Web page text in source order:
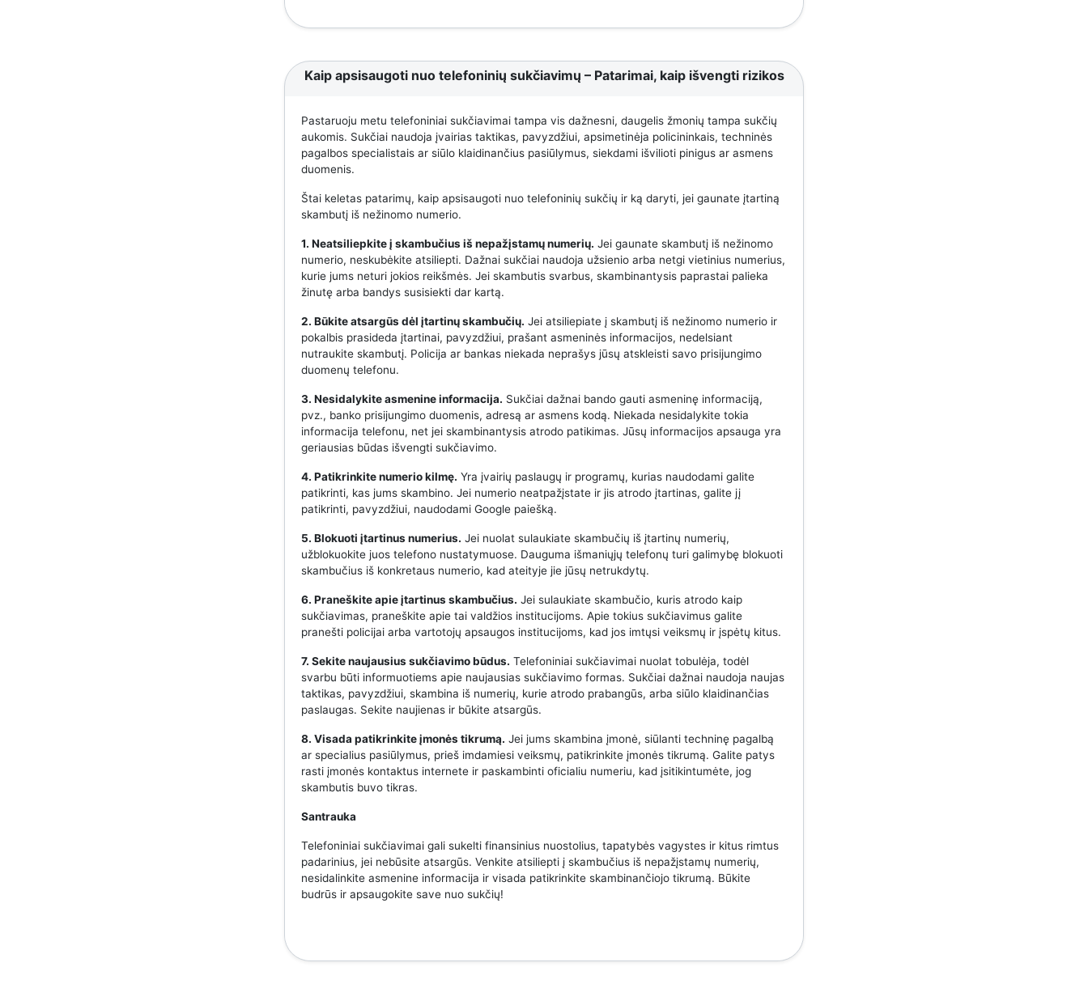
Kaip apsisaugoti nuo telefoninių sukčiavimų – Patarimai, kaip išvengti rizikos
Pastaruoju metu telefoniniai sukčiavimai tampa vis dažnesni, daugelis žmonių tampa sukčių
aukomis. Sukčiai naudoja įvairias taktikas, pavyzdžiui, apsimetinėja policininkais, techninės
pagalbos specialistais ar siūlo klaidinančius pasiūlymus, siekdami išvilioti pinigus ar asmens
duomenis.
Štai keletas patarimų, kaip apsisaugoti nuo telefoninių sukčių ir ką daryti, jei gaunate įtartiną
skambutį iš nežinomo numerio.
1. Neatsiliepkite į skambučius iš nepažįstamų numerių. Jei gaunate skambutį iš nežinomo
numerio, neskubėkite atsiliepti. Dažnai sukčiai naudoja užsienio arba netgi vietinius numerius,
kurie jums neturi jokios reikšmės. Jei skambutis svarbus, skambinantysis paprastai palieka
žinutę arba bandys susisiekti dar kartą.
2. Būkite atsargūs dėl įtartinų skambučių. Jei atsiliepiate į skambutį iš nežinomo numerio ir
pokalbis prasideda įtartinai, pavyzdžiui, prašant asmeninės informacijos, nedelsiant
nutraukite skambutį. Policija ar bankas niekada neprašys jūsų atskleisti savo prisijungimo
duomenų telefonu.
3. Nesidalykite asmenine informacija. Sukčiai dažnai bando gauti asmeninę informaciją,
pvz., banko prisijungimo duomenis, adresą ar asmens kodą. Niekada nesidalykite tokia
informacija telefonu, net jei skambinantysis atrodo patikimas. Jūsų informacijos apsauga yra
geriausias būdas išvengti sukčiavimo.
4. Patikrinkite numerio kilmę. Yra įvairių paslaugų ir programų, kurias naudodami galite
patikrinti, kas jums skambino. Jei numerio neatpažįstate ir jis atrodo įtartinas, galite jį
patikrinti, pavyzdžiui, naudodami Google paiešką.
5. Blokuoti įtartinus numerius. Jei nuolat sulaukiate skambučių iš įtartinų numerių,
užblokuokite juos telefono nustatymuose. Dauguma išmaniųjų telefonų turi galimybę blokuoti
skambučius iš konkretaus numerio, kad ateityje jie jūsų netrukdytų.
6. Praneškite apie įtartinus skambučius. Jei sulaukiate skambučio, kuris atrodo kaip
sukčiavimas, praneškite apie tai valdžios institucijoms. Apie tokius sukčiavimus galite
pranešti policijai arba vartotojų apsaugos institucijoms, kad jos imtųsi veiksmų ir įspėtų kitus.
7. Sekite naujausius sukčiavimo būdus. Telefoniniai sukčiavimai nuolat tobulėja, todėl
svarbu būti informuotiems apie naujausias sukčiavimo formas. Sukčiai dažnai naudoja naujas
taktikas, pavyzdžiui, skambina iš numerių, kurie atrodo prabangūs, arba siūlo klaidinančias
paslaugas. Sekite naujienas ir būkite atsargūs.
8. Visada patikrinkite įmonės tikrumą. Jei jums skambina įmonė, siūlanti techninę pagalbą
ar specialius pasiūlymus, prieš imdamiesi veiksmų, patikrinkite įmonės tikrumą. Galite patys
rasti įmonės kontaktus internete ir paskambinti oficialiu numeriu, kad įsitikintumėte, jog
skambutis buvo tikras.
Santrauka
Telefoniniai sukčiavimai gali sukelti finansinius nuostolius, tapatybės vagystes ir kitus rimtus
padarinius, jei nebūsite atsargūs. Venkite atsiliepti į skambučius iš nepažįstamų numerių,
nesidalinkite asmenine informacija ir visada patikrinkite skambinančiojo tikrumą. Būkite
budrūs ir apsaugokite save nuo sukčių!